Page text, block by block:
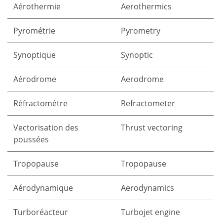
Aérothermie Aerothermics
Pyrométrie Pyrometry
Synoptique Synoptic
Aérodrome Aerodrome
Réfractomètre Refractometer
Vectorisation des
poussées
Thrust vectoring
Tropopause Tropopause
Aérodynamique Aerodynamics
Turboréacteur Turbojet engine